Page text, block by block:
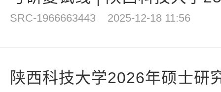
SRC-1966663443 2025-12-18 11:56
陕西科技大学2026年硕士研